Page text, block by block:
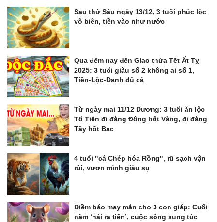
Sau thứ Sáu ngày 13/12, 3 tuổi phúc lộc
vô biên, tiền vào như nước
Qua đêm nay đến Giao thừa Tết Ất Tỵ
2025: 3 tuổi giàu số 2 không ai số 1,
Tiền-Lộc-Danh đủ cả
Từ ngày mai 11/12 Dương: 3 tuổi ăn lộc
Tổ Tiên đi đằng Đông hốt Vàng, đi đằng
Tây hốt Bạc
4 tuổi "cá Chép hóa Rồng", rũ sạch vận
rủi, vươn mình giàu sụ
Điềm báo may mắn cho 3 con giáp: Cuối
năm ‘hái ra tiền’, cuộc sống sung túc